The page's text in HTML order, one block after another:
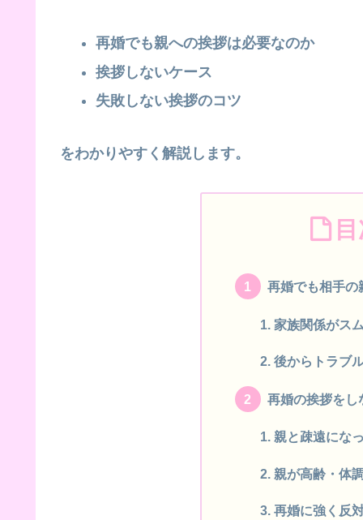
再婚でも親への挨拶は必要なのか
挨拶しないケース
失敗しない挨拶のコツ
をわかりやすく解説します。
再婚でも相手の
家族関係がス
後からトラブ
再婚の挨拶をし
親と疎遠にな
親が高齢・体
再婚に強く反